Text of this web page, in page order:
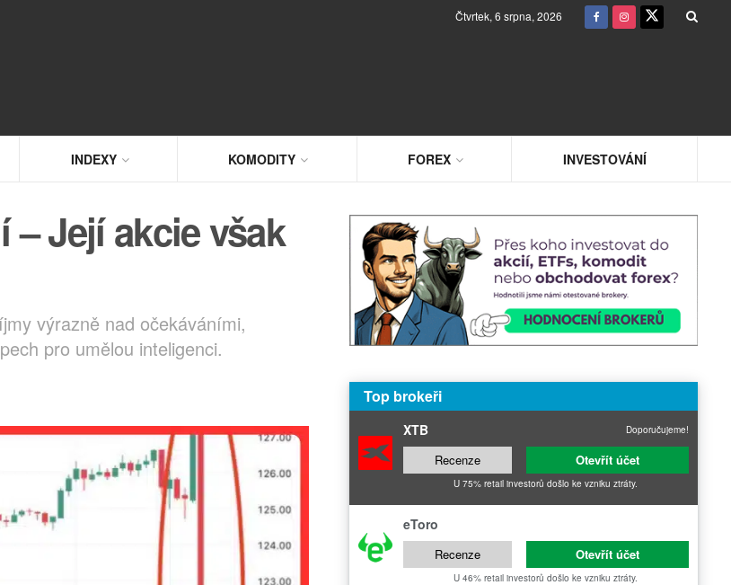
Čtvrtek, 6 srpna, 2026
INDEXY KOMODITY FOREX INVESTOVÁNÍ
– Její akcie však
výrazně nad očekáváními,
pro umělou inteligenci.
Top brokeři
XTB Doporučujeme!
Recenze Otevřít účet
U 75% retail investorů došlo ke vzniku ztráty.
eToro
Recenze Otevřít účet
U 46% retail investorů došlo ke vzniku ztráty.